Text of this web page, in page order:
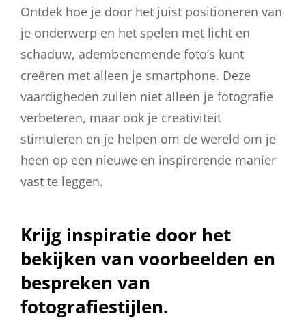
Ontdek hoe je door het juist positioneren van
je onderwerp en het spelen met licht en
schaduw, adembenemende foto’s kunt
creëren met alleen je smartphone. Deze
vaardigheden zullen niet alleen je fotografie
verbeteren, maar ook je creativiteit
stimuleren en je helpen om de wereld om je
heen op een nieuwe en inspirerende manier
vast te leggen.
Krijg inspiratie door het
bekijken van voorbeelden en
bespreken van
fotografiestijlen.